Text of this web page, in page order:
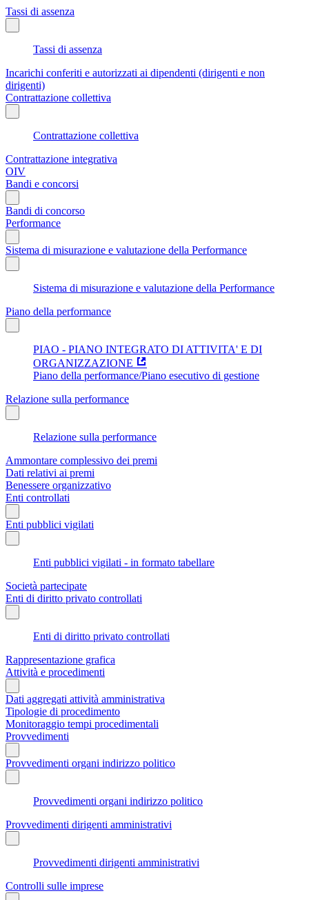
Tassi di assenza
Tassi di assenza
Incarichi conferiti e autorizzati ai dipendenti (dirigenti e non
dirigenti)
Contrattazione collettiva
Contrattazione collettiva
Contrattazione integrativa
OIV
Bandi e concorsi
Bandi di concorso
Performance
Sistema di misurazione e valutazione della Performance
Sistema di misurazione e valutazione della Performance
Piano della performance
PIAO - PIANO INTEGRATO DI ATTIVITA' E DI
ORGANIZZAZIONE
Piano della performance/Piano esecutivo di gestione
Relazione sulla performance
Relazione sulla performance
Ammontare complessivo dei premi
Dati relativi ai premi
Benessere organizzativo
Enti controllati
Enti pubblici vigilati
Enti pubblici vigilati - in formato tabellare
Società partecipate
Enti di diritto privato controllati
Enti di diritto privato controllati
Rappresentazione grafica
Attività e procedimenti
Dati aggregati attività amministrativa
Tipologie di procedimento
Monitoraggio tempi procedimentali
Provvedimenti
Provvedimenti organi indirizzo politico
Provvedimenti organi indirizzo politico
Provvedimenti dirigenti amministrativi
Provvedimenti dirigenti amministrativi
Controlli sulle imprese